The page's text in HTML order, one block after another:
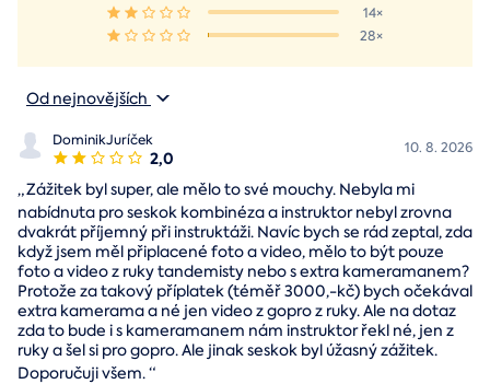
14×
28×
Od nejnovějších
DominikJuríček
2,0 10. 8. 2026
„Zážitek byl super, ale mělo to své mouchy. Nebyla mi
nabídnuta pro seskok kombinéza a instruktor nebyl zrovna
dvakrát příjemný při instruktáži. Navíc bych se rád zeptal, zda
když jsem měl připlacené foto a video, mělo to být pouze
foto a video z ruky tandemisty nebo s extra kameramanem?
Protože za takový příplatek (téměř 3000,-kč) bych očekával
extra kamerama a né jen video z gopro z ruky. Ale na dotaz
zda to bude i s kameramanem nám instruktor řekl né, jen z
ruky a šel si pro gopro. Ale jinak seskok byl úžasný zážitek.
Doporučuji všem.“